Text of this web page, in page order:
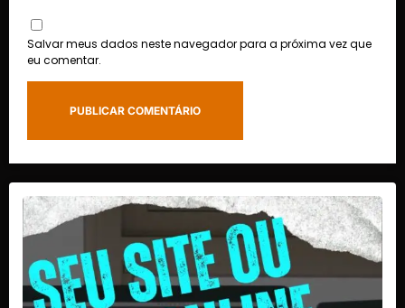
Salvar meus dados neste navegador para a próxima vez que
eu comentar.